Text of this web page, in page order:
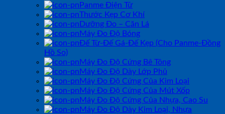
Panme Điện Tử
Thước Kẹp Cơ Khí
Dưỡng Đo – Căn Lá
Máy Đo Độ Bóng
Đế Từ-Đế Gá-Đế Kẹp (Cho Panme-Đồng
Hồ So)
Máy Đo Độ Cứng Bê Tông
Máy Đo Độ Dày Lớp Phủ
Máy Đo Độ Cứng Của Kim Loại
Máy Đo Độ Cứng Của Mút Xốp
Máy Đo Độ Cứng Của Nhựa, Cao Su
Máy Đo Độ Dày Kim Loại, Nhựa